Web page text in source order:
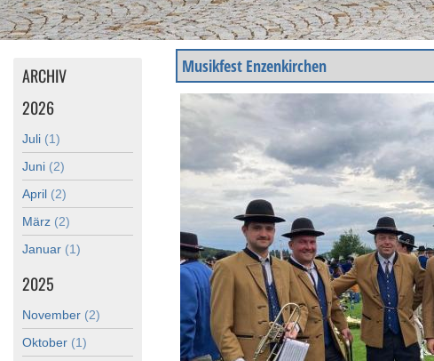
ARCHIV
2026
Juli (1)
Juni (2)
April (2)
März (2)
Januar (1)
2025
November (2)
Oktober (1)
Musikfest Enzenkirchen